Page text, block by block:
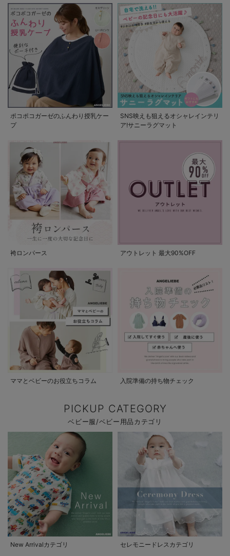
ポコポコガーゼのふんわり授乳ケー
プ
SNS映えも狙えるオシャレインテリ
ア!サニーラグマット
袴ロンパース アウトレット 最大90%OFF
ママとベビーのお役立ちコラム 入院準備の持ち物チェック
PICKUP CATEGORY
ベビー服/ベビー用品カテゴリ
New Arrivalカテゴリ セレモニードレスカテゴリ